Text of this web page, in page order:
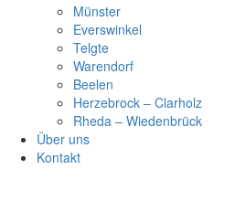
Münster
Everswinkel
Telgte
Warendorf
Beelen
Herzebrock – Clarholz
Rheda – Wiedenbrück
Über uns
Kontakt